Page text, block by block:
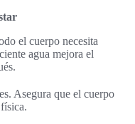
el cuerpo necesita
agua mejora el
Asegura que el cuerpo